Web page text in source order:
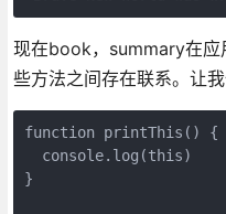
现在book，summary在应
些方法之间存在联系。让
function printThis() {
  console.log(this)
}